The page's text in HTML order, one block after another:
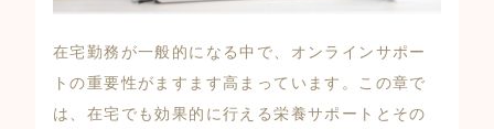
在宅勤務が一般的になる中で、オンラインサポー
トの重要性がますます高まっています。この章で
は、在宅でも効果的に行える栄養サポートとその